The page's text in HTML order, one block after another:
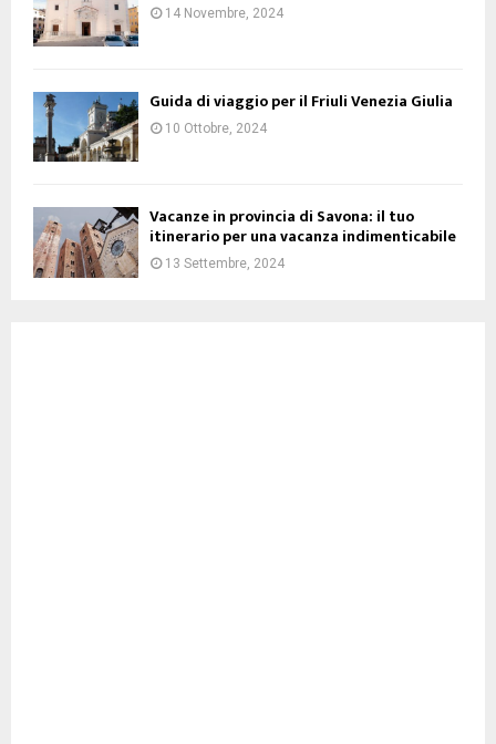
14 Novembre, 2024
Guida di viaggio per il Friuli Venezia Giulia
10 Ottobre, 2024
Vacanze in provincia di Savona: il tuo
itinerario per una vacanza indimenticabile
13 Settembre, 2024